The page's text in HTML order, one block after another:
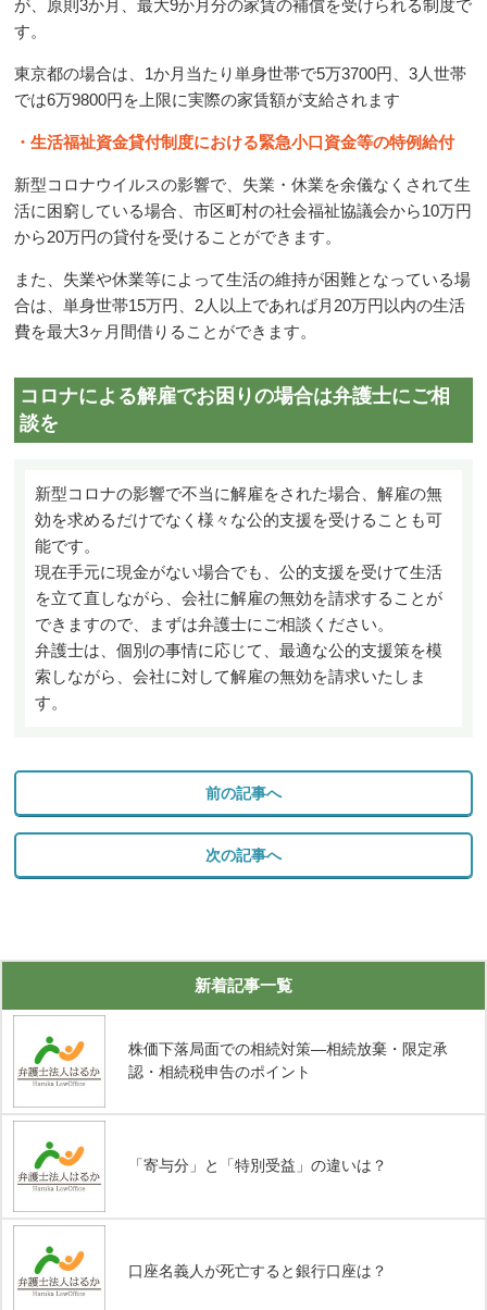
が、原則3か月、最大9か月分の家賃の補償を受けられる制度で
す。
東京都の場合は、 1か月当たり単身世帯で5万3700円、3人世帯
では6万9800円を上限に実際の家賃額が支給されます
・生活福祉資金貸付制度における緊急小口資金等の特例給付
新型コロナウイルスの影響で、失業・休業を余儀なくされて生
活に困窮している場合、市区町村の社会福祉協議会から10万円
から20万円の貸付を受けることができます。
また、失業や休業等によって生活の維持が困難となっている場
合は、単身世帯15万円、 2人以上であれば月 20万円以内の生活
費を最大3ヶ月間借りることができます。
コロナによる解雇でお困りの場合は弁護士にご相
談を
新型コロナの影響で不当に解雇をされた場合、解雇の無
効を求めるだけでなく様々な公的支援を受けることも可
能です。
現在手元に現金がない場合でも、公的支援を受けて生活
を立て直しながら、会社に解雇の無効を請求することが
できますので、まずは弁護士にご相談ください。
弁護士は、個別の事情に応じて、最適な公的支援策を模
索しながら、会社に対して解雇の無効を請求いたしま
す。
前の記事へ
次の記事へ
新着記事一覧
株価下落局面での相続対策―相続放棄・限定承
認・相続税申告のポイント
「寄与分」と「特別受益」の違いは？
口座名義人が死亡すると銀行口座は？